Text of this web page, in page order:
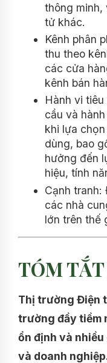
thông minh,
tử khác.
Kênh phân
thu theo
các cửa
kênh bán
Hành vi
cầu và
khi lựa
dùng, bao
hưởng đến
hiệu, tính
Cạnh tranh:
các nhà
lớn trên thế
TÓM
Thị trường Điện
trường đầy tiềm
ổn định và
và doanh